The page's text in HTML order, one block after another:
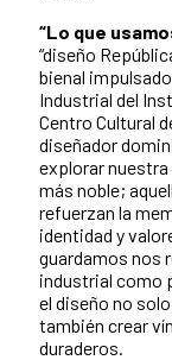
“Lo que
“diseño
bienal
Industrial del
Centro Cultural
diseñador
explorar
más noble;
refuerzan la
identidad y
guardamos nos
industrial como
el diseño no
también crear
duraderos.